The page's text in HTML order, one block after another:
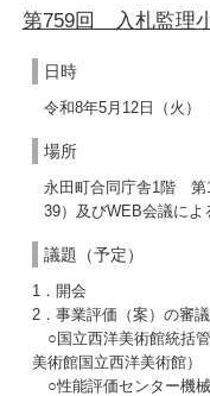
第759回 入札監理
日時
令和8年5月12日（火
場所
永田町合同庁舎1階 第
39）及びWEB会議によ
議題（予定）
1．開会
2．事業評価（案）の審議
○国立西洋美術館統括
美術館国立西洋美術館）
○性能評価センター機械